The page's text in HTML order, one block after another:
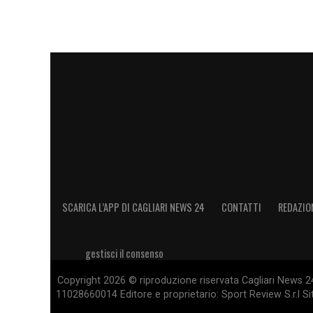
SCARICA L’APP DI CAGLIARI NEWS 24 CONTATTI
gestisci il consenso
Copyright 2026 © riproduzione riservata Cagliari News
11028660014 Editore e proprietario: Sport Review S.r.l